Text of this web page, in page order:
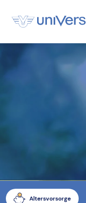
Altersvorsorge